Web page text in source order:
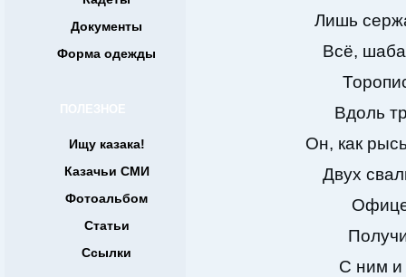
Документы
Форма одежды
ПОЛЕЗНОЕ
Ищу казака!
Казачьи СМИ
Фотоальбом
Статьи
Ссылки
Лишь
Всё,
Вдоль
Он, как
Двух
С ним и